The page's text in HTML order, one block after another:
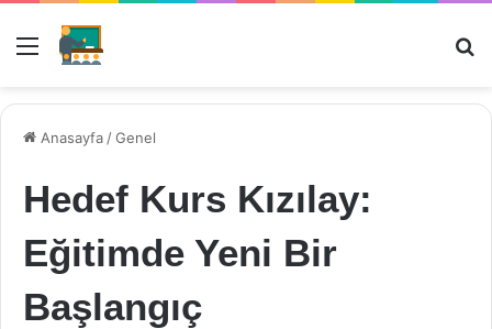
Menü
Anasayfa /Genel
Hedef Kurs Kızılay:
Eğitimde Yeni Bir
Başlangıç